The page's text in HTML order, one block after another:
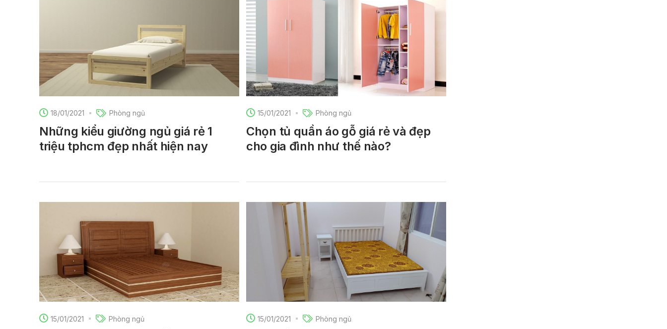
18/01/2021 Phòng ngủ
Những kiểu giường ngủ giá rẻ 1
triệu tphcm đẹp nhất hiện nay
15/01/2021 Phòng ngủ
Chọn tủ quần áo gỗ giá rẻ và đẹp
cho gia đình như thế nào?
15/01/2021 Phòng ngủ 15/01/2021 Phòng ngủ